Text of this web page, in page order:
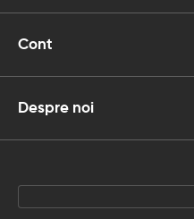
Cont
Despre noi